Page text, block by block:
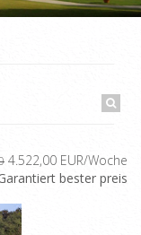
4.522,00 EUR/Woche
bester preis